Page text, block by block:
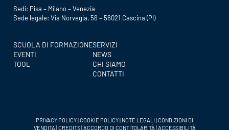
Sedi: Pisa – Milano – Venezia
Sede legale: Via Norvegia, 56 – 56021 Cascina (PI)
SCUOLA DI FORMAZIONE
EVENTI
TOOL
SERVIZI
NEWS
CHI SIAMO
CONTATTI
PRIVACY POLICY COOKIE POLICY NOTE LEGALI CONDIZIONI DI
VENDITA CREDITS ACCORDO DI CONTITOLARITÀ ACCESSIBILITÀ